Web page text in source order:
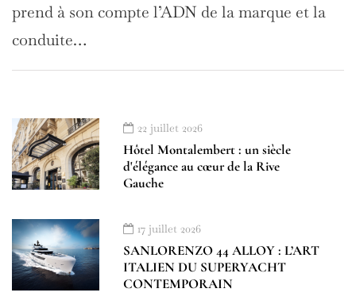
prend à son compte l’ADN de la marque et la
conduite…
22 juillet 2026
Hôtel Montalembert : un siècle
d'élégance au cœur de la Rive
Gauche
17 juillet 2026
SANLORENZO 44 ALLOY : L’ART
ITALIEN DU SUPERYACHT
CONTEMPORAIN